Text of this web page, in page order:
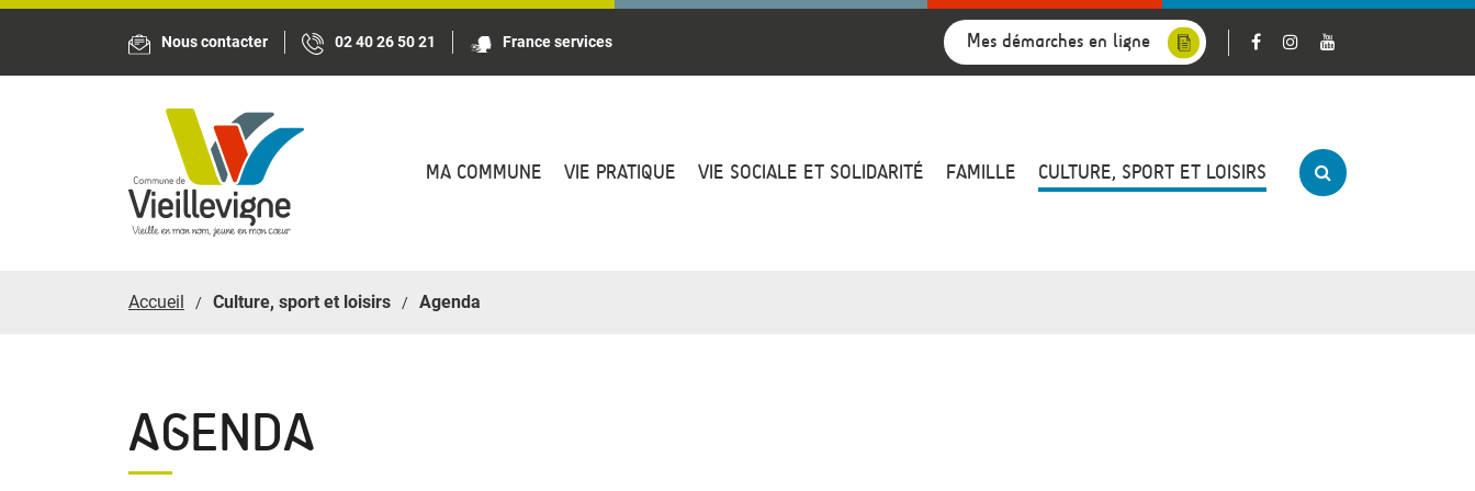
Nous contacter 02 40 26 50 21 France services Mes démarches en ligne
MA COMMUNE VIE PRATIQUE VIE SOCIALE ET SOLIDARITÉ FAMILLE CULTURE, SPORT ET LOISIRS
Accueil Culture, sport et loisirs Agenda
AGENDA
Panneau de gestion des cookies